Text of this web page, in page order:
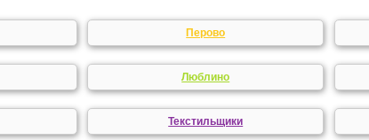
Перово
Люблино
Текстильщики